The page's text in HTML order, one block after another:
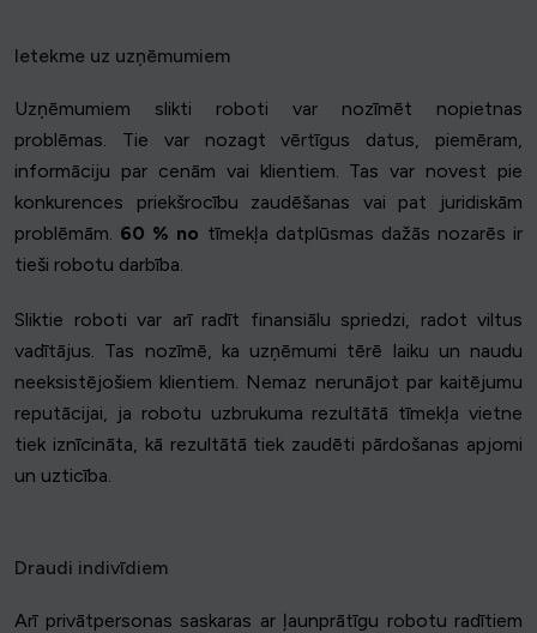
Ietekme uz uzņēmumiem
Uzņēmumiem slikti roboti var nozīmēt nopietnas
problēmas. Tie var nozagt vērtīgus datus, piemēram,
informāciju par cenām vai klientiem. Tas var novest pie
konkurences priekšrocību zaudēšanas vai pat juridiskām
problēmām. 60 % no tīmekļa datplūsmas dažās nozarēs ir
tieši robotu darbība.
Sliktie roboti var arī radīt finansiālu spriedzi, radot viltus
vadītājus. Tas nozīmē, ka uzņēmumi tērē laiku un naudu
neeksistējošiem klientiem. Nemaz nerunājot par kaitējumu
reputācijai, ja robotu uzbrukuma rezultātā tīmekļa vietne
tiek iznīcināta, kā rezultātā tiek zaudēti pārdošanas apjomi
un uzticība.
Draudi indivīdiem
Arī privātpersonas saskaras ar ļaunprātīgu robotu radītiem